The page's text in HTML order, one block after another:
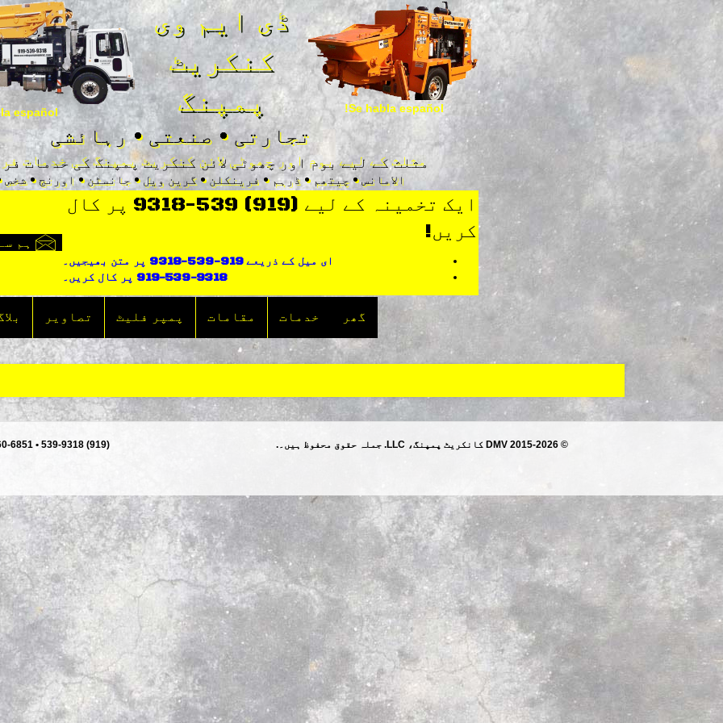
español!
ڈی ایم وی
کنکریٹ
پمپنگ
Se habla español!
تجارتی • صنعتی • رہائشی
مثلث کے لیے بوم اور چھوٹی لائن کنکریٹ پمپنگ کی خدمات
الامانس • چیتھم • ڈرہم • فرینکلن • گرین ویل • جانسٹن • اورنج • شخص
ایک تخمینہ کے لیے (919) 539-9318 پر کال
کریں!
ای میل کے ذریعے 919-539-9318 پر متن بھیجیں۔
919-539-9318 پر کال کریں۔
ہم
گھر خدمات مقامات پمپر فلیٹ تصاویر
(919) 539-9318 •
6851 © 2015-2026 DMV کانکریٹ پمپنگ، LLC. جملہ حقوق محفوظ ہیں۔.